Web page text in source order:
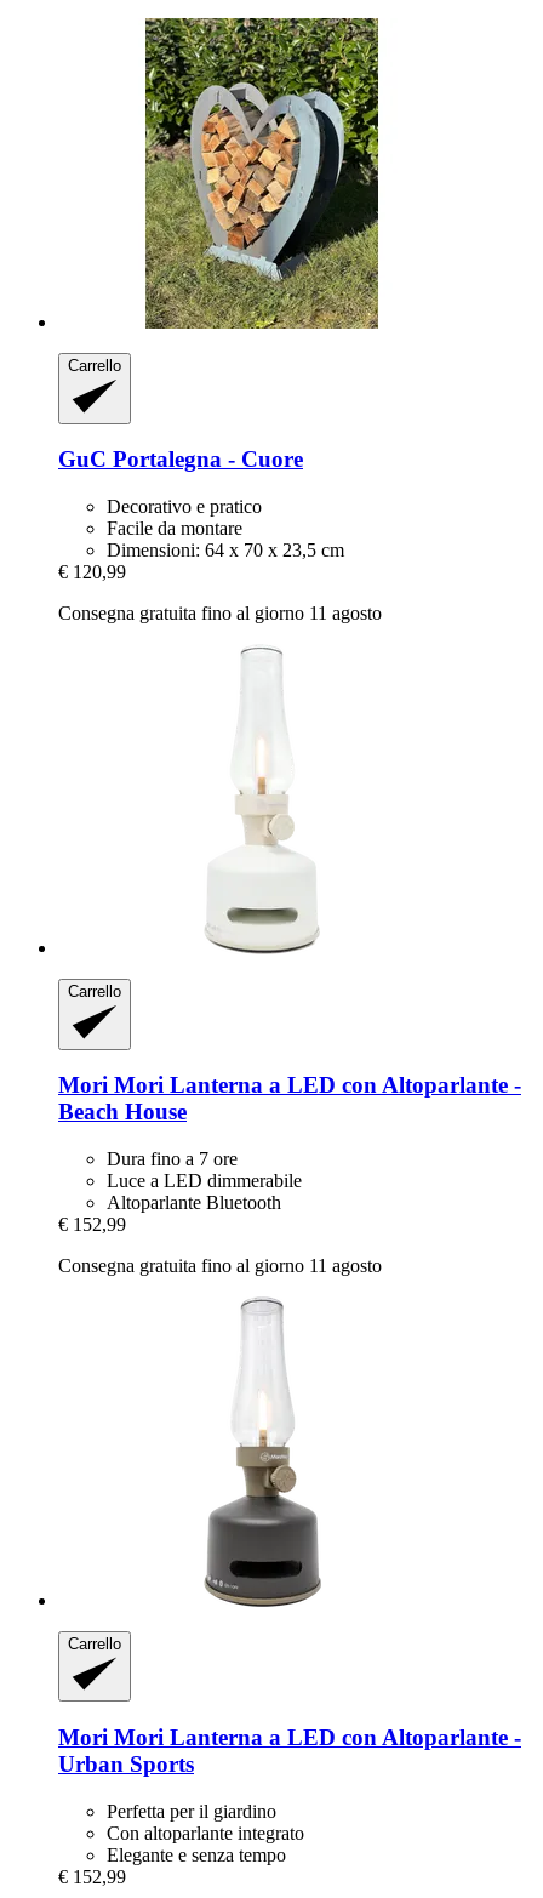
Carrello
GuC Portalegna -​ Cuore
Decorativo e pratico
Facile da montare
Dimensioni: 64 x 70 x 23,5 cm
€ 120,99
Consegna gratuita fino al giorno 11 agosto
Carrello
Mori Mori Lanterna a LED con Altoparlante -​
Beach House
Dura fino a 7 ore
Luce a LED dimmerabile
Altoparlante Bluetooth
€ 152,99
Consegna gratuita fino al giorno 11 agosto
Carrello
Mori Mori Lanterna a LED con Altoparlante -​
Urban Sports
Perfetta per il giardino
Con altoparlante integrato
Elegante e senza tempo
€ 152,99